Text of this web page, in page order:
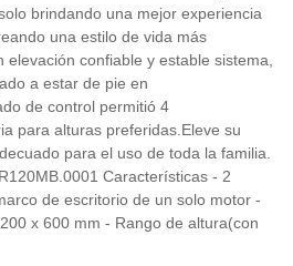
brindando una mejor experiencia
una estilo de vida más
confiable y estable sistema,
a estar de pie en
de control permitió 4
para alturas preferidas.Eleve su
para el uso de toda la familia.
Características - 2
de escritorio de un solo motor -
x 600 mm - Rango de altura(con